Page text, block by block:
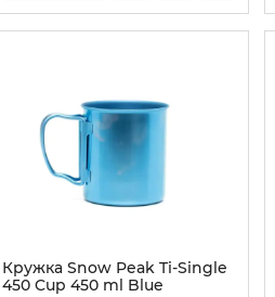
Кружка Snow Peak Ti-Single
450 Cup 450 ml Blue